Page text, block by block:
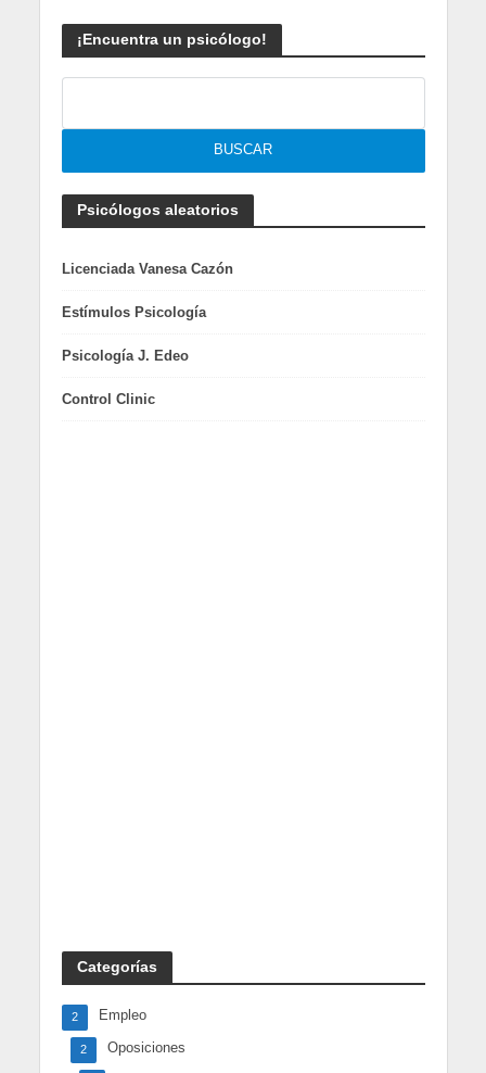
¡Encuentra un psicólogo!
Psicólogos aleatorios
Licenciada Vanesa Cazón
Estímulos Psicología
Psicología J. Edeo
Control Clinic
Categorías
Empleo
2
Oposiciones
2